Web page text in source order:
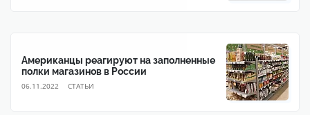
Американцы реагируют на заполненные
полки магазинов в России
06.11.2022 CТАТЬИ